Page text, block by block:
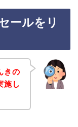
ールをリ
きの
施し